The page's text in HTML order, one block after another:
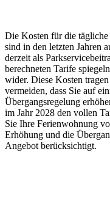
Die Kosten für die
sind in den letzten Jahren
derzeit als
berechneten Tarife
wider. Diese Kosten
vermeiden, dass Sie auf
Übergangsregelung
im Jahr 2028 den vollen
Sie Ihre Ferienwohnung
Erhöhung und die
Angebot berücksichtigt.